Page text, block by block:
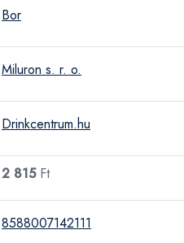
Bor
Miluron s. r. o.
Drinkcentrum.hu
2 815Ft
8588007142111